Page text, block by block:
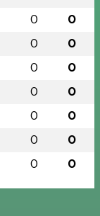
0 0
0 0
0 0
0 0
0 0
0 0
0 0